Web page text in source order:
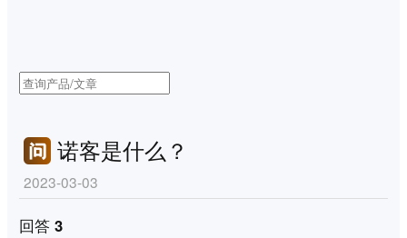
诺客是什么？
2023-03-03
回答 3